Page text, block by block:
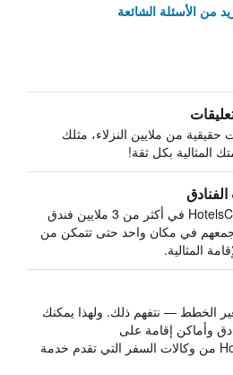
من الأسئلة الشائعة
حقيقية من ملايين النزلاء، مثلك
المثالية بكل ثقة!
يبحث HotelsCombined في أكثر من 3 ملايين فندق
في مكان واحد حتى تتمكن من
المثالية.
الخطط — نتفهم ذلك. ولهذا يمكنك
وأماكن إقامة على
HotelsCombined من وكالات السفر التي تقدم خدمة